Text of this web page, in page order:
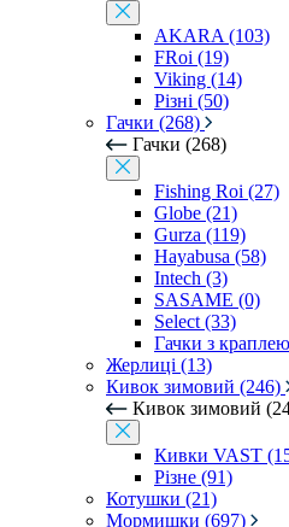
AKARA (103)
FRoi (19)
Viking (14)
Різні (50)
Гачки (268)
Гачки (268)
Fishing Roi (27)
Globe (21)
Gurza (119)
Hayabusa (58)
Intech (3)
SASAME (0)
Select (33)
Гачки з
Жерлиці (13)
Кивок зимовий (246)
Кивок зимовий
Кивки VAST
Різне (91)
Котушки (21)
Мормишки (697)